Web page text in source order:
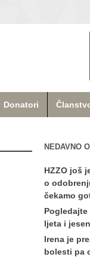
Donatori
NEDAVNO
HZZO još
o
čekamo
ljeta i
Irena je
bolesti pa